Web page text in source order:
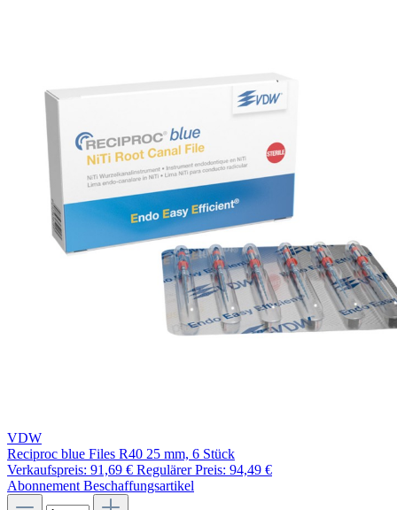
VDW
Reciproc blue Files R40 25 mm, 6 Stück
Verkaufspreis: 91,69 € Regulärer Preis: 94,49 €
Abonnement Beschaffungsartikel